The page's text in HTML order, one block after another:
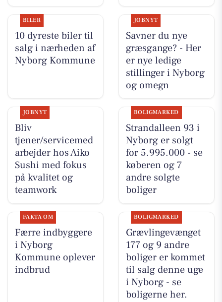
BILER
10 dyreste biler til
salg i nærheden af
Nyborg Kommune
JOBNYT
Savner du nye
græsgange? - Her
er nye ledige
stillinger i Nyborg
og omegn
JOBNYT
Bliv
tjener/servicemed
arbejder hos Aiko
Sushi med fokus
på kvalitet og
teamwork
BOLIGMARKED
Strandalleen 93 i
Nyborg er solgt
for 5.995.000 - se
køberen og 7
andre solgte
boliger
FAKTA OM
Færre indbyggere
i Nyborg
Kommune oplever
indbrud
BOLIGMARKED
Grævlingevænget
177 og 9 andre
boliger er kommet
til salg denne uge
i Nyborg - se
boligerne her.